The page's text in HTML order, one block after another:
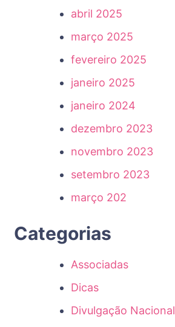
abril 2025
março 2025
fevereiro 2025
janeiro 2025
janeiro 2024
dezembro 2023
novembro 2023
setembro 2023
março 202
Categorias
Associadas
Dicas
Divulgação Nacional